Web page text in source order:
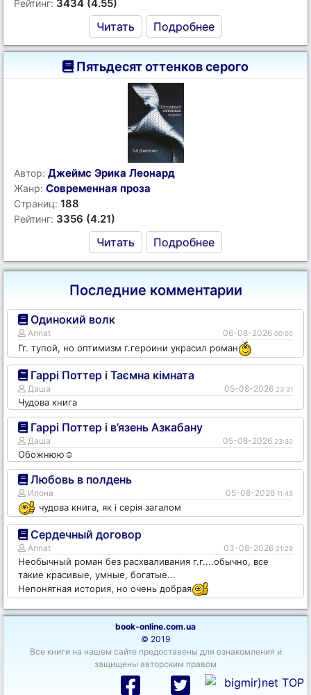
Рейтинг: 3434 (4.55)
Читать Подробнее
Пятьдесят оттенков серого
Автор: Джеймс Эрика Леонард
Жанр: Современная проза
Страниц: 188
Рейтинг: 3356 (4.21)
Читать Подробнее
Последние комментарии
Одинокий волк
Annat 06-08-2026 00:00
Гг. тупой, но оптимизм г.героини украсил роман
Гаррі Поттер і Таємна кімната
Даша 05-08-2026 23:31
Чудова книга
Гаррі Поттер і в’язень Азкабану
Даша 05-08-2026 23:30
Обожнюю☺️
Любовь в полдень
Илона 05-08-2026 11:43
чудова книга, як і серія загалом
Сердечный договор
Annat 03-08-2026 21:29
Необычный роман без расхваливания г.г....обычно, все
такие красивые, умные, богатые...
Непонятная история, но очень добрая
book-online.com.ua
© 2019
Все книги на нашем сайте предоставены для ознакомления и
защищены авторским правом